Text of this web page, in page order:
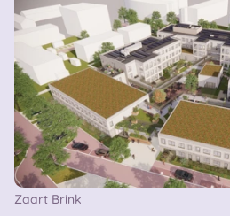
Zaart Brink